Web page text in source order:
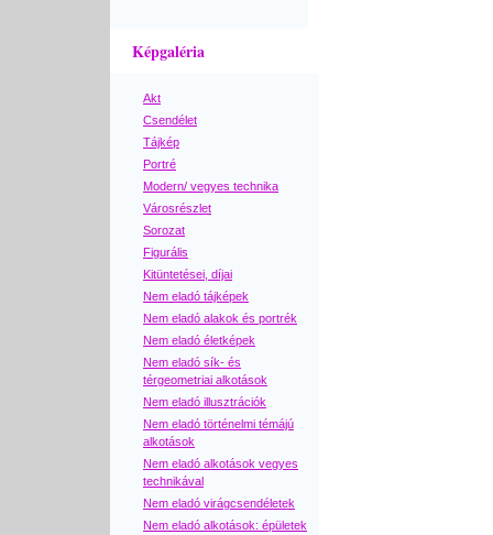
Képgaléria
Akt
Csendélet
Tájkép
Portré
Modern/ vegyes technika
Városrészlet
Sorozat
Figurális
Kitüntetései, díjai
Nem eladó tájképek
Nem eladó alakok és portrék
Nem eladó életképek
Nem eladó sík- és
térgeometriai alkotások
Nem eladó illusztrációk
Nem eladó történelmi témájú
alkotások
Nem eladó alkotások vegyes
technikával
Nem eladó virágcsendéletek
Nem eladó alkotások: épületek